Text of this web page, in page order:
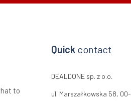
to
Quickcontact
DEALDONE sp. z o.o.
ul. Marszałkowska 58,